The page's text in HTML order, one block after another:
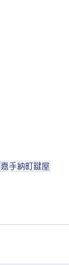
嘉手納町鍵屋